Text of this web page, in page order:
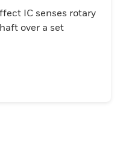
IC senses rotary
over a set